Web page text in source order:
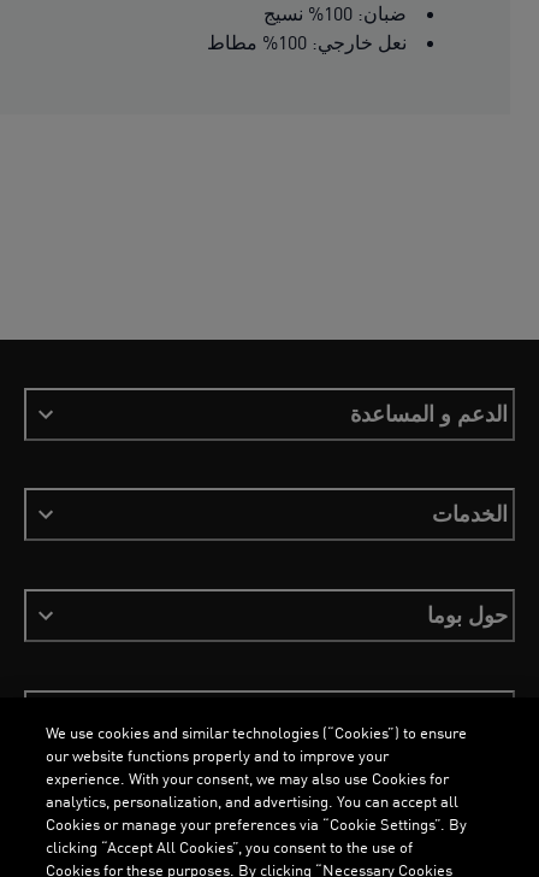
ضبان: 100% نسيج
نعل خارجي: 100% مطاط
الدعم و المساعدة
الخدمات
حول بوما
العربية
We use cookies and similar technologies (“Cookies”) to ensure
our website functions properly and to improve your
experience. With your consent, we may also use Cookies for
analytics, personalization, and advertising. You can accept all
Cookies or manage your preferences via “Cookie Settings”. By
clicking “Accept All Cookies”, you consent to the use of
Cookies for these purposes. By clicking “Necessary Cookies